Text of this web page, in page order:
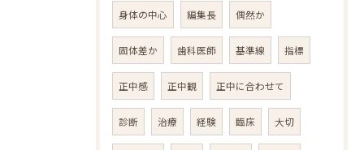
身体の中心 編集長 偶然か
固体差か 歯科医師 基準線 指標
正中感 正中観 正中に合わせて
診断 治療 経験 臨床 大切